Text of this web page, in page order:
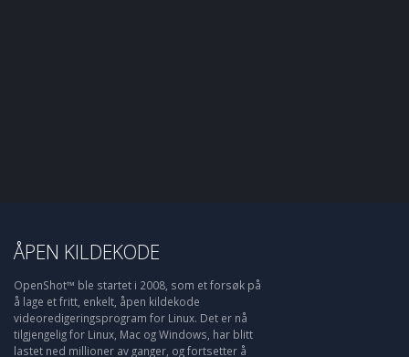
ÅPEN KILDEKODE
OpenShot™ ble startet i 2008, som et forsøk på
å lage et fritt, enkelt, åpen kildekode
videoredigeringsprogram for Linux. Det er nå
tilgjengelig for Linux, Mac og Windows, har blitt
lastet ned millioner av ganger, og fortsetter å